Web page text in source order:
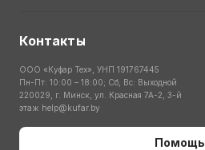
Контакты
ООО «Куфар Тех», УНП 191767445
Пн-Пт: 10:00 – 18:00; Сб, Вс: Выходной
220029, г. Минск, ул. Красная 7А-2, 3-й
этаж help@kufar.by
Помощь